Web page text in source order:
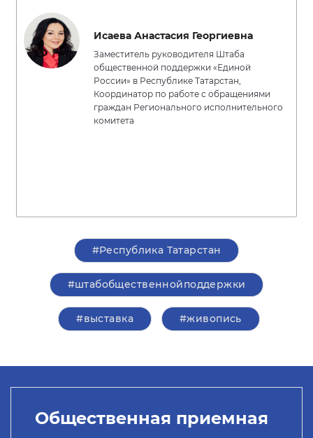
Исаева Анастасия Георгиевна
Заместитель руководителя Штаба
общественной поддержки «Единой
России» в Республике Татарстан,
Координатор по работе с обращениями
граждан Регионального исполнительного
комитета
#Республика Татарстан
#штабобщественнойподдержки
#выставка #живопись
Общественная приемная